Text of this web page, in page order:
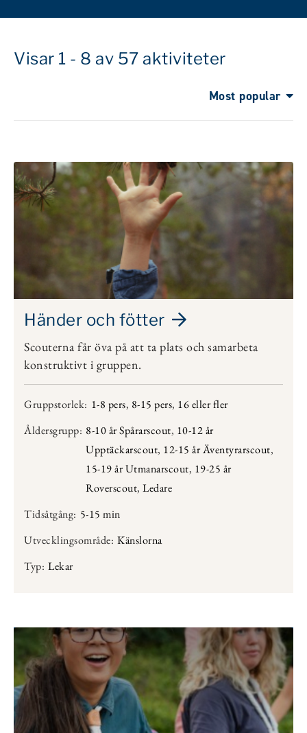
Visar 1 - 8 av 57 aktiviteter
Most popular
Händer och fötter
Scouterna får öva på att ta plats och samarbeta
konstruktivt i gruppen.
Gruppstorlek: 1-8 pers, 8-15 pers, 16 eller fler
Åldersgrupp: 8-10 år Spårarscout, 10-12 år
Upptäckarscout, 12-15 år Äventyrarscout,
15-19 år Utmanarscout, 19-25 år
Roverscout, Ledare
Tidsåtgång: 5-15 min
Utvecklingsområde: Känslorna
Typ: Lekar